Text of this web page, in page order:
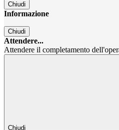
Chiudi
Informazione
Chiudi
Attendere...
Attendere il completamento
Chiudi